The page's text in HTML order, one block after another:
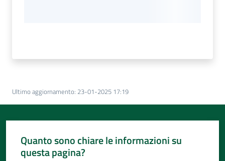
Ultimo aggiornamento: 23-01-2025 17:19
Quanto sono chiare le informazioni su
questa pagina?